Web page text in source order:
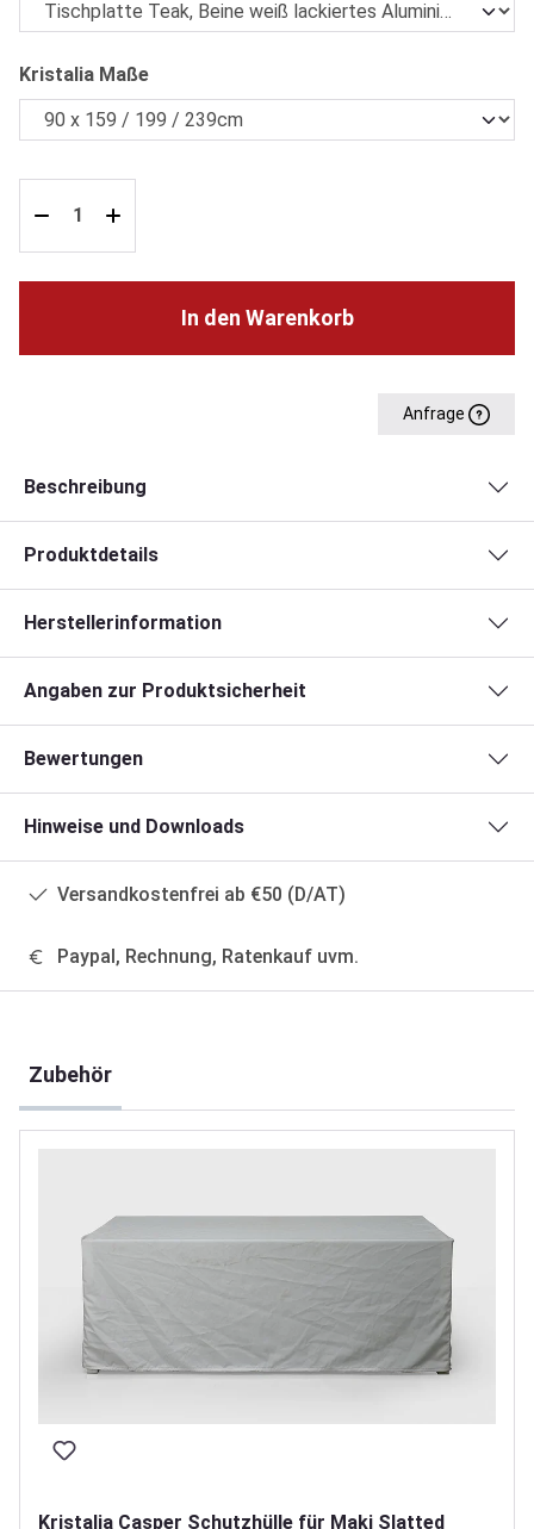
Kristalia Maßeauswählen
In den Warenkorb
Anfrage
Beschreibung
Produktdetails
Herstellerinformation
Angaben zur Produktsicherheit
Bewertungen
Hinweise und Downloads
Versandkostenfrei ab €50 (D/AT)
Paypal, Rechnung, Ratenkauf uvm.
Zubehör
Kristalia Casper Schutzhülle für Maki Slatted